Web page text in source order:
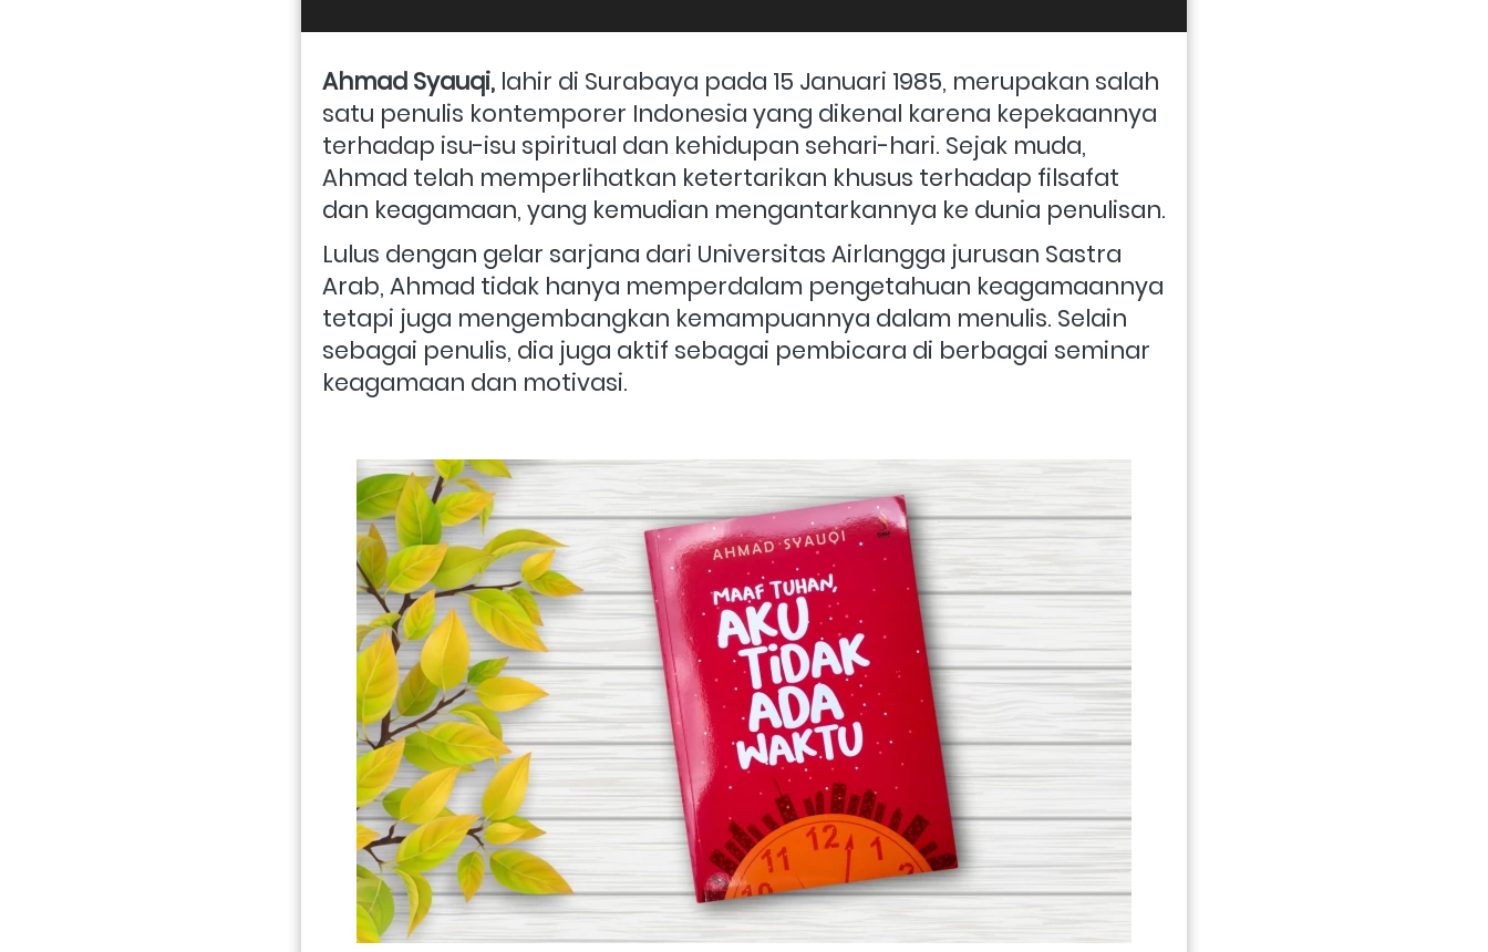
Ahmad Syauqi, lahir di Surabaya pada 15 Januari 1985, merupakan salah
satu penulis kontemporer Indonesia yang dikenal karena kepekaannya
terhadap isu-isu spiritual dan kehidupan sehari-hari. Sejak muda,
Ahmad telah memperlihatkan ketertarikan khusus terhadap filsafat
dan keagamaan, yang kemudian mengantarkannya ke dunia penulisan.
Lulus dengan gelar sarjana dari Universitas Airlangga jurusan Sastra
Arab, Ahmad tidak hanya memperdalam pengetahuan keagamaannya
tetapi juga mengembangkan kemampuannya dalam menulis. Selain
sebagai penulis, dia juga aktif sebagai pembicara di berbagai seminar
keagamaan dan motivasi.